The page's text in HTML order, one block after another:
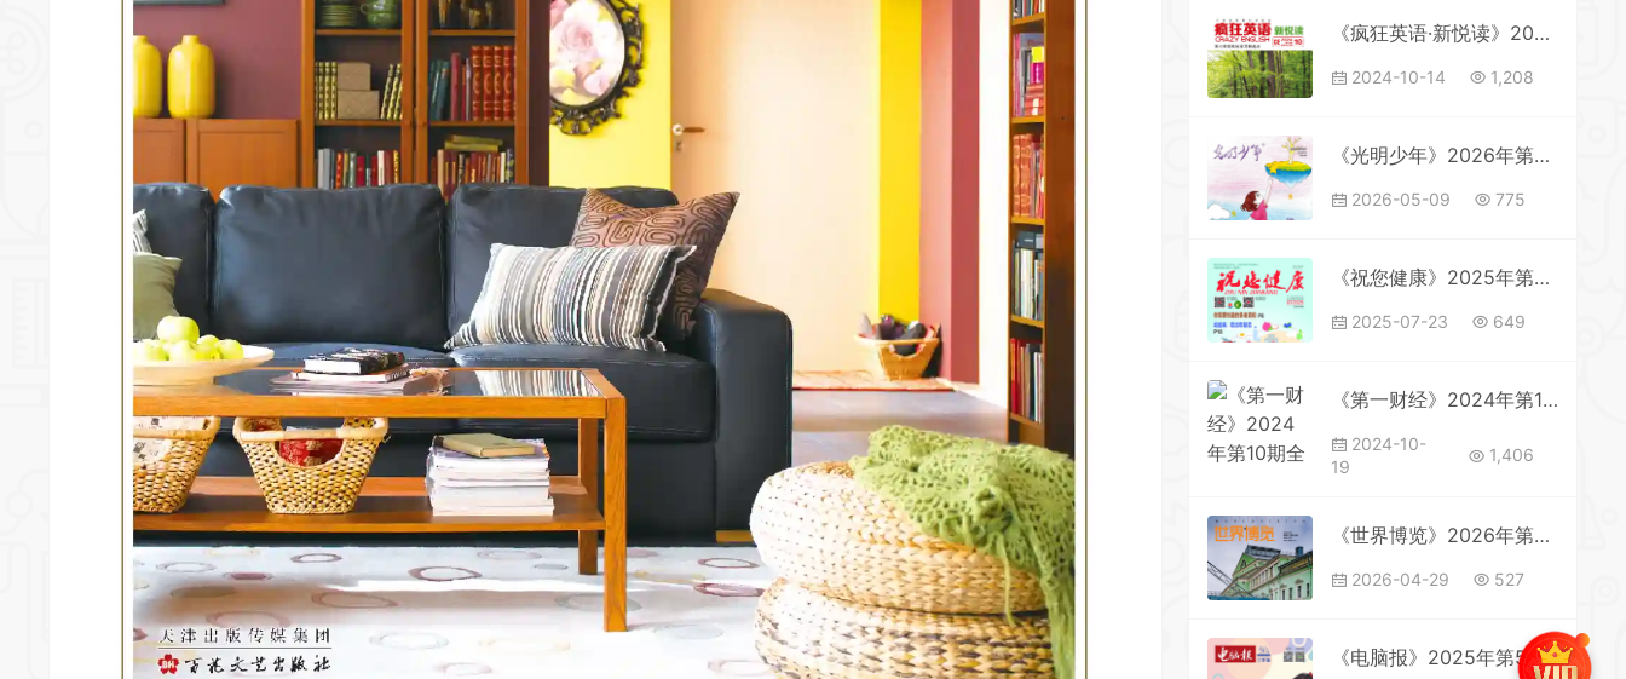
《疯狂英语·新悦读》2024年第10期全彩精校PDF杂志下载
2024-10-14 1,208
《光明少年》2026年第5期全彩精校PDF杂志下载
2026-05-09 775
《祝您健康》2025年第7期全彩精校PDF杂志下载
2025-07-23 649
《第一财经》2024年第10期全彩精校PDF杂志下载
2024-10-
19
1,406
《世界博览》2026年第8期全彩精校PDF杂志下载
2026-04-29 527
《电脑报》2025年第50期全彩精校PDF杂志下载